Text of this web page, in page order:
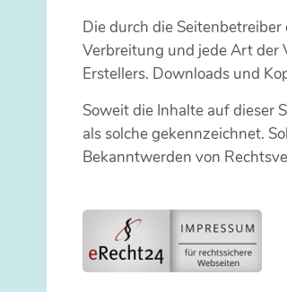
Die durch die
Verbreitung und jede Art der
Erstellers. Downloads und
Soweit die Inhalte auf dieser
als solche gekennzeichnet.
Bekanntwerden von